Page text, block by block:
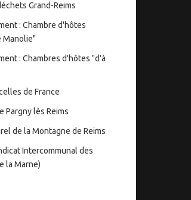
Grand-Reims
: Chambre d'hôtes
Manolie"
: Chambres d'hôtes "d'à
de France
Pargny lès Reims
de la Montagne de Reims
Intercommunal des
la Marne)